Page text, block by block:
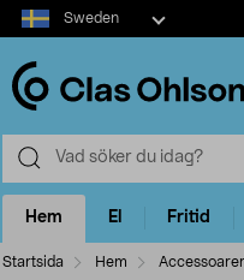
Select
market
Sweden
Hem El Fritid
Startsida Hem Accessoarer